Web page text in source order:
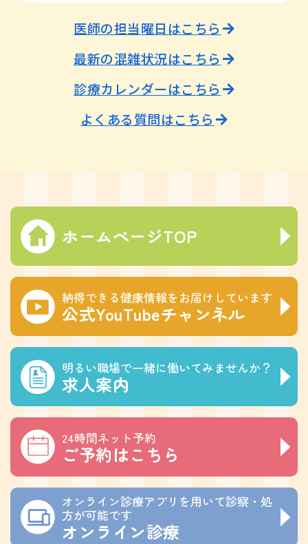
医師の担当曜日はこちら
最新の混雑状況はこちら
診療カレンダーはこちら
よくある質問はこちら
ホームページTOP
納得できる健康情報をお届けしています
公式YouTubeチャンネル
明るい職場で一緒に働いてみませんか？
求人案内
24時間ネット予約
ご予約はこちら
オンライン診療アプリを用いて診察・処
方が可能です
オンライン診療